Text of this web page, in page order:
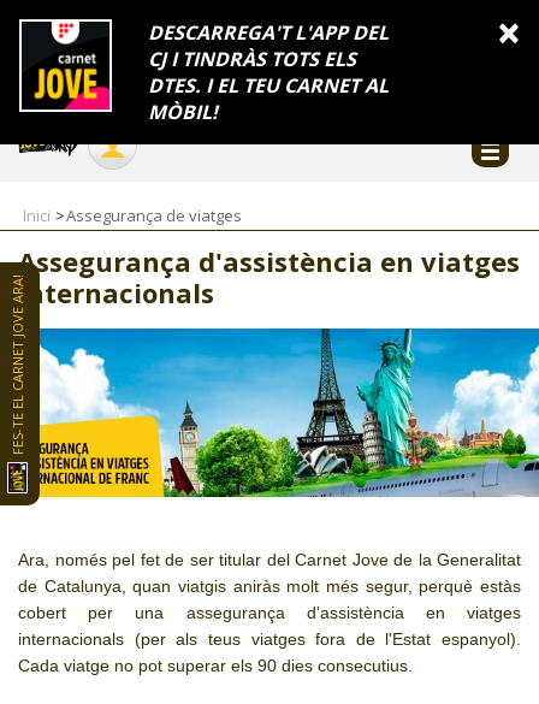
×
DESCARREGA'T L'APP DEL
CJ I TINDRÀS TOTS ELS
DTES. I EL TEU CARNET AL
MÒBIL!
Català
Temes
Serveis Generalitat Catalunya Seu electrònica
FES-TE EL CJ
COL·LABORADORS
CONTACTE
CJ ADOLESCENTS
CJ EMANCIPACIÓ
CJ SALUT
CJ LOCAL
T'INTERESSA #SOMJOVES
Inici Assegurança de viatges
Assegurança d'assistència en viatges
internacionals
Ara, només pel fet de ser titular del Carnet Jove de la Generalitat
de Catalunya, quan viatgis aniràs molt més segur, perquè estàs
cobert per una assegurança d'assistència en viatges
internacionals (per als teus viatges fora de l'Estat espanyol).
Cada viatge no pot superar els 90 dies consecutius.
FES-TE EL CARNET JOVE ARA!